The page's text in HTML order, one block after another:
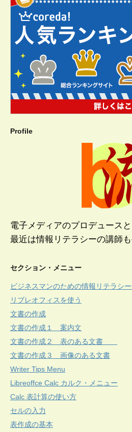
Profile
電子メディアのプロデュース
最近は情報リテラシーの講師も
セクション・メニュー
ビジネスマンのための情報リテラシー
リブレオフィスを使う
文書の作成
文書の作成１ 案内文
文書の作成２ 表のある文書
文書の作成３ 画像のある文書
Writer Tips Menu
Libreoffce Calc カルク・メニュー
Calc 表計算の使い方
セルの入力
表作成の基本